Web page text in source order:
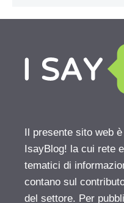
Il presente sito web
IsayBlog! la cui rete
tematici di
contano sul
del settore. Per